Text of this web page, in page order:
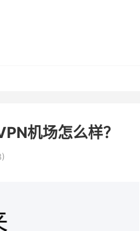
机场怎么样？
)